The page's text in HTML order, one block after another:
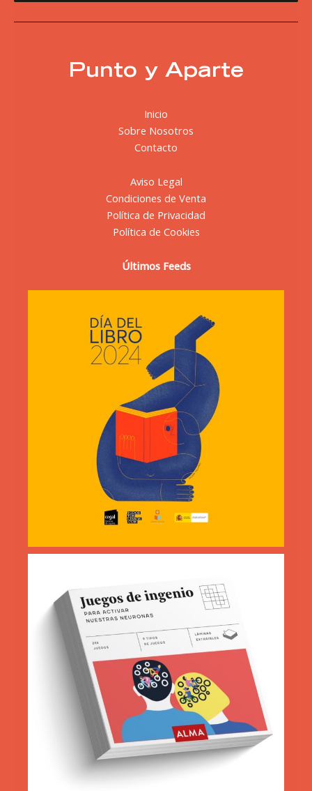
Punto y Aparte
Inicio
Sobre Nosotros
Contacto
Aviso Legal
Condiciones de Venta
Política de Privacidad
Política de Cookies
Últimos Feeds